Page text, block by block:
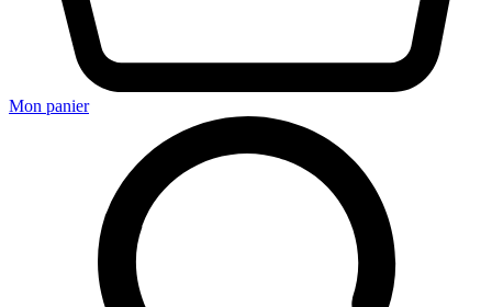
Mon panier